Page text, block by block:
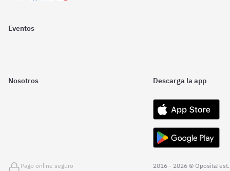
Eventos
Nosotros Descarga la app
Pago online seguro
2016 - 2026 © OpositaTest.